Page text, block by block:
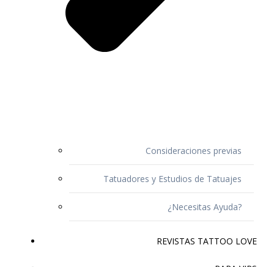
Consideraciones previas
Tatuadores y Estudios de Tatuajes
¿Necesitas Ayuda?
REVISTAS TATTOO LOVE